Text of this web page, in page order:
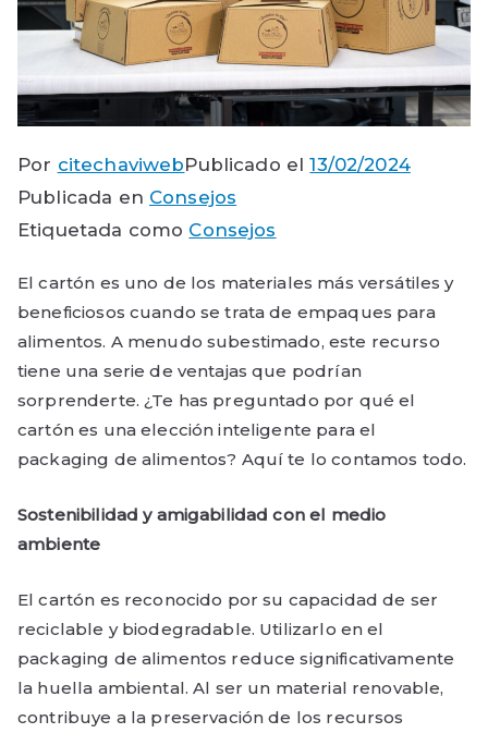
Por citechaviwebPublicado el13/02/2024
Publicada en Consejos
Etiquetada como Consejos
El cartón es uno de los materiales más versátiles y
beneficiosos cuando se trata de empaques para
alimentos. A menudo subestimado, este recurso
tiene una serie de ventajas que podrían
sorprenderte. ¿Te has preguntado por qué el
cartón es una elección inteligente para el
packaging de alimentos? Aquí te lo contamos todo.
Sostenibilidad y amigabilidad con el medio
ambiente
El cartón es reconocido por su capacidad de ser
reciclable y biodegradable. Utilizarlo en el
packaging de alimentos reduce significativamente
la huella ambiental. Al ser un material renovable,
contribuye a la preservación de los recursos